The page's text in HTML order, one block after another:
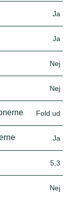
Ja
Ja
Nej
Nej
Fold ud
Ja
5,3
Nej